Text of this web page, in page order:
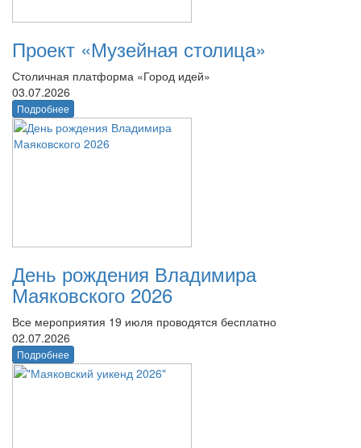
Проект «Музейная столица»
Столичная платформа «Город идей»
03.07.2026
Подробнее
День рождения Владимира
Маяковского 2026
Все мероприятия 19 июля проводятся бесплатно
02.07.2026
Подробнее